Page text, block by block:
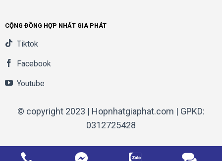
CỘNG ĐỒNG HỢP NHẤT GIA PHÁT
Tiktok
Facebook
Youtube
© copyright 2023 | Hopnhatgiaphat.com | GPKD:
0312725428